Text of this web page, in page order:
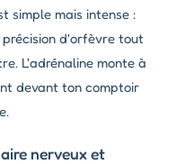
simple mais intense :
d'orfèvre tout
L'adrénaline monte à
devant ton comptoir
nerveux et